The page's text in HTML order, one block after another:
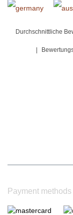
Durchschnittliche
Payment methods